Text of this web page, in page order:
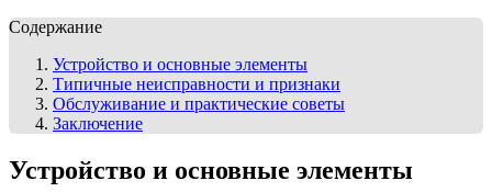
Содержание
Устройство и основные элементы
Типичные неисправности и признаки
Обслуживание и практические советы
Заключение
Устройство и основные элементы